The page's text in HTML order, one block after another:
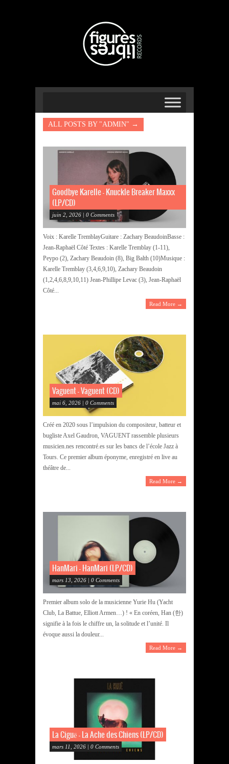
ALL POSTS BY "ADMIN" →
Goodbye Karelle – Knuckle Breaker Maxxx
(LP/CD)
juin 2, 2026 | 0 Comments
Voix : Karelle TremblayGuitare : Zachary BeaudoinBasse :
Jean-Raphaël Côté Textes : Karelle Tremblay (1-11),
Peypo (2), Zachary Beaudoin (8), Big Balth (10)Musique :
Karelle Tremblay (3,4,6,9,10), Zachary Beaudoin
(1,2,4,6,8,9,10,11) Jean-Phillipe Levac (3), Jean-Raphaël
Côté...
Read More →
Vaguent – Vaguent (CD)
mai 6, 2026 | 0 Comments
Créé en 2020 sous l’impulsion du compositeur, batteur et
bugliste Axel Gaudron, VAGUENT rassemble plusieurs
musicien.nes rencontré.es sur les bancs de l’école Jazz à
Tours. Ce premier album éponyme, enregistré en live au
théâtre de...
Read More →
HanMari – HanMari (LP/CD)
mars 13, 2026 | 0 Comments
Premier album solo de la musicienne Yurie Hu (Yacht
Club, La Battue, Elliott Armen…) ! « En coréen, Han (한)
signifie à la fois le chiffre un, la solitude et l’unité. Il
évoque aussi la douleur...
Read More →
La Ciguë – La Ache des Chiens (LP/CD)
mars 11, 2026 | 0 Comments